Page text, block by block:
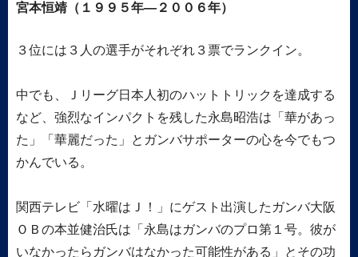
宮本恒靖（１９９５年―２００６年）
３位には３人の選手がそれぞれ３票でランクイン。
中でも、Ｊリーグ日本人初のハットトリックを達成する
など、強烈なインパクトを残した永島昭浩は「華があっ
た」「華麗だった」とガンバサポーターの心を今でもつ
かんでいる。
関西テレビ「水曜はＪ！」にゲスト出演したガンバ大阪
ＯＢの本並健治氏は「永島はガンバのプロ第１号。彼が
いなかったらガンバはなかった可能性がある」とその功